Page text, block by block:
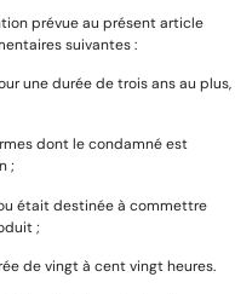
prévue au présent article
suivantes :
une durée de trois ans au plus,
dont le condamné est
;
était destinée à commettre
;
de vingt à cent vingt heures.